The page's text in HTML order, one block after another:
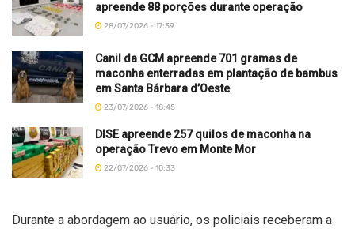
apreende 88 porções durante operação
28/07/2026 - 17:39
Canil da GCM apreende 701 gramas de
maconha enterradas em plantação de bambus
em Santa Bárbara d’Oeste
23/07/2026 - 18:45
DISE apreende 257 quilos de maconha na
operação Trevo em Monte Mor
22/07/2026 - 10:33
Durante a abordagem ao usuário, os policiais receberam a